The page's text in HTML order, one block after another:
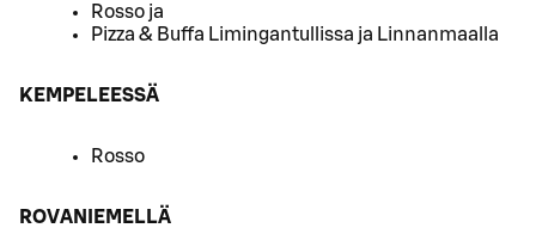
Rosso ja
Pizza & Buffa Limingantullissa ja Linnanmaalla
KEMPELEESSÄ
Rosso
ROVANIEMELLÄ